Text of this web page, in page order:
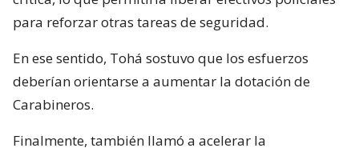
para reforzar otras tareas de seguridad.
En ese sentido, Tohá sostuvo que los esfuerzos
deberían orientarse a aumentar la dotación de
Carabineros.
Finalmente, también llamó a acelerar la